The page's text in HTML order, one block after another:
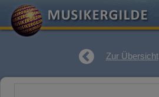
Zur Übersicht